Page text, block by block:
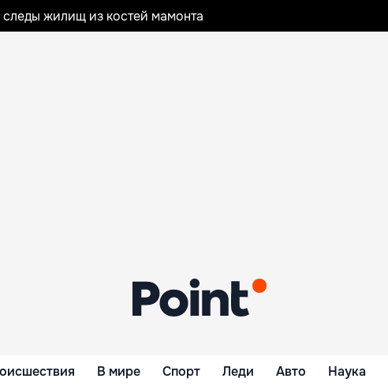
жилищ из костей мамонта
В мире Спорт Леди Авто Наука